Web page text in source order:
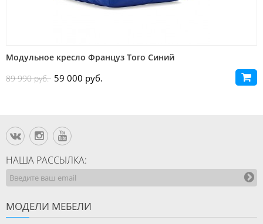
Модульное кресло Француз Того Синий
89 990 руб. 59 000 руб.
НАША РАССЫЛКА:
МОДЕЛИ МЕБЕЛИ